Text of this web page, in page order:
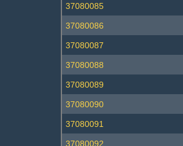
37080085
37080086
37080087
37080088
37080089
37080090
37080091
37080092